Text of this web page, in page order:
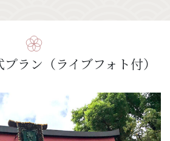
ラン（ライブフォト付）